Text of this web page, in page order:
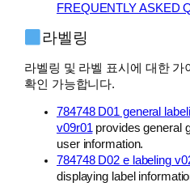
FREQUENTLY ASKED
라벨링
라벨링 및 라벨 표시에 대한 가
확인 가능합니다.
784748 D01 general
v09r01 provides general
user information.
784748 D02 e labeling
displaying label